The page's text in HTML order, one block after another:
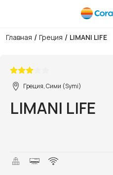
Главная / Греция / LIMANI LIFE
Греция, Сими (Symi)
LIMANI LIFE